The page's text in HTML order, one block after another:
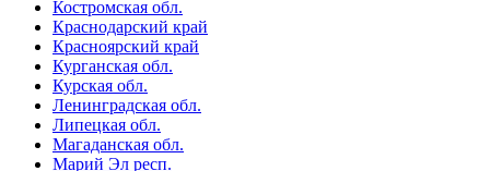
Костромская обл.
Краснодарский край
Красноярский край
Курганская обл.
Курская обл.
Ленинградская обл.
Липецкая обл.
Магаданская обл.
Марий Эл респ.